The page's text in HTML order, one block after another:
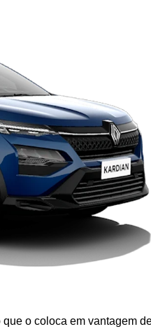
o coloca em vantagem